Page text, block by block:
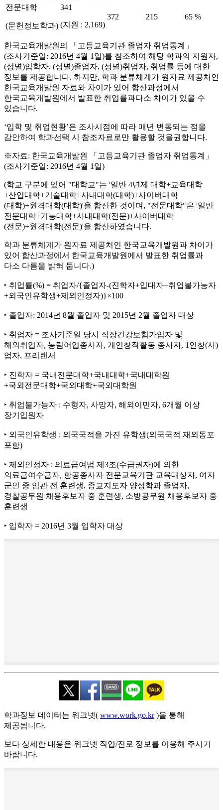
전문대학
(문헌정보학과)
341
(지원 : 2,169)
372 215 65 %
한국교육개발원의 「고등교육기관 졸업자 취업통계」
(조사기준일: 2016년 4월 1일)를 참조하여 해당 학과의 지원자,
(성별)입학자, (성별)졸업자, (성별)취업자, 취업률 등에 대한
정보를 제공합니다. 하지만, 학과 분류체계가 원자료 제공처인
한국교육개발원 자료와 차이가 있어 합산과정에서
한국교육개발원에서 발표한 취업률과다소 차이가 있을 수
있습니다.
‘입학 및 취업현황’은 조사시점에 따라 매년 변동되는 점을
감안하여 학과선택 시 참조자료로만 활용할 것을권합니다.
※자료: 한국교육개발원 「고등교육기관 졸업자 취업통계」
(조사기준일: 2016년 4월 1일)
(학교 구분에 있어 "대학교"는 '일반 4년제 대학+교육대학
+산업대학+기술대학+사내대학(대학)+사이버대학
(대학)+원격대학(대학)'을 합산한 것이며, "전문대학"은 '일반
전문대학+기능대학+사내대학(전문)+사이버대학
(전문)+원격대학(전문)'을 합산하였습니다.
학과 분류체계가 원자료 제공처인 한국교육개발원과 차이가
있어 합산과정에서 한국교육개발원에서 발표한 취업률과
다소 다름을 밝혀 둡니다.)
‣ 취업률(%) = 취업자/{졸업자-(진학자+입대자+취업불가능자
+외국인유학생+제외인정자)}×100
‣ 졸업자: 2014년 8월 졸업자 및 2015년 2월 졸업자 대상
‣ 취업자 = 조사기준일 당시 직장건강보험가입자 및
해외취업자, 농림어업종사자, 개인창작활동 종사자, 1인창(사)
업자, 프리랜서
‣ 진학자 = 국내전문대학+국내대학+국내대학원
+국외전문대학+국외대학+국외대학원
‣ 취업불가능자 : 수형자, 사망자, 해외이민자, 6개월 이상
장기입원자
‣ 외국인유학생 : 외국국적을 가진 유학생(외국국적 재외동포
포함)
‣ 제외인정자 : 의료급여법 제3조(수급권자)에 의한
의료급여수급자, 항공종사자 전문교육기관 교육대상자, 여자
군인 중 임관 전 훈련생, 종교지도자 양성학과 졸업자,
경찰공무원 채용후보자 중 훈련생, 소방공무원 채용후보자 중
훈련생
‣ 입학자 = 2016년 3월 입학자 대상
학과정보 데이터는 워크넷( www.work.go.kr)을 통해
제공됩니다.
보다 상세한 내용은 워크넷 직업/진로 정보를 이용해 주시기
바랍니다.